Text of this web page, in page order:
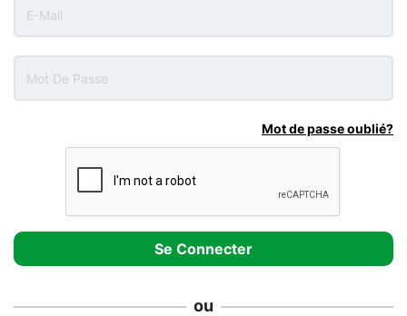
Mot de passe oublié?
ou